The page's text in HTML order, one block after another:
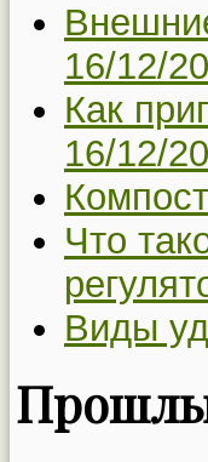
16/12/
Как
16/12/
Что
Виды